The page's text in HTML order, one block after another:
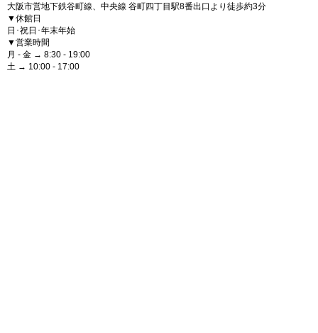
大阪市営地下鉄谷町線、中央線 谷町四丁目駅8番出口より徒歩約3分
▼休館日
日･祝日･年末年始
▼営業時間
月 - 金 → 8:30 - 19:00
土 → 10:00 - 17:00